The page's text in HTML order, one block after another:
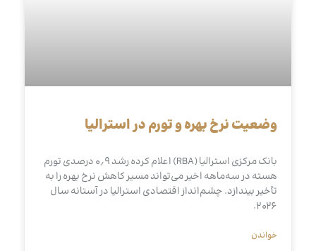
وضعیت نرخ بهره و تورم در استرالیا
بانک مرکزی استرالیا (RBA) اعلام کرده رشد ۰٫۹ درصدی تورم
هسته در سه‌ماهه اخیر می‌تواند مسیر کاهش نرخ بهره را به
تأخیر بیندازد. چشم‌انداز اقتصادی استرالیا در آستانه سال
۲۰۲۶.
خواندن